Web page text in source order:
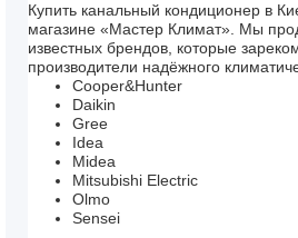
Купить канальный кондиционер в
магазине «Мастер Климат». Мы
известных брендов, которые
производители надёжного
Cooper&Hunter
Daikin
Gree
Idea
Midea
Mitsubishi Electric
Olmo
Sensei